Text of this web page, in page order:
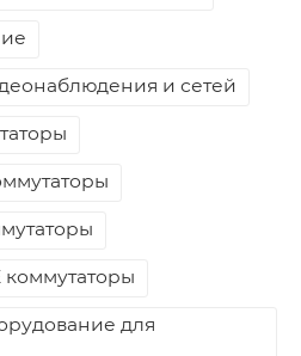
и сетей
для